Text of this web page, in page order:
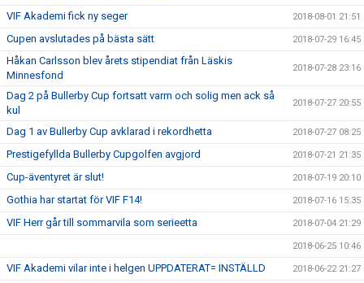
VIF Akademi fick ny seger 2018-08-01 21:51
Cupen avslutades på bästa sätt 2018-07-29 16:45
Håkan Carlsson blev årets stipendiat från Läskis
Minnesfond
2018-07-28 23:16
Dag 2 på Bullerby Cup fortsatt varm och solig men ack så
kul
2018-07-27 20:55
Dag 1 av Bullerby Cup avklarad i rekordhetta 2018-07-27 08:25
Prestigefyllda Bullerby Cupgolfen avgjord 2018-07-21 21:35
Cup-äventyret är slut! 2018-07-19 20:10
Gothia har startat för VIF F14! 2018-07-16 15:35
VIF Herr går till sommarvila som serieetta 2018-07-04 21:29
2018-06-25 10:46
VIF Akademi vilar inte i helgen UPPDATERAT= INSTÄLLD 2018-06-22 21:27